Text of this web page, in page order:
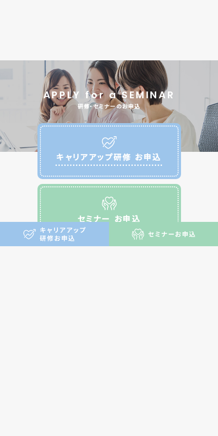
APPLY for a SEMINAR
研修・セミナーのお申込
キャリアアップ研修 お申込
セミナー お申込